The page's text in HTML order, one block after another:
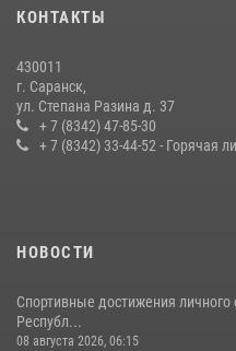
содействии сотрудников
Сотрудники Росгвардии
конкурса профмастерства в
23 июля 2026, 11:54 4
КОНТАКТЫ
430011
г. Саранск,
ул. Степана Разина д. 37
+ 7 (8342) 47-85-30
+ 7 (8342) 33-44-52 - Горячая
НОВОСТИ
Спортивные достижения личного
Республ...
08 августа 2026, 06:15